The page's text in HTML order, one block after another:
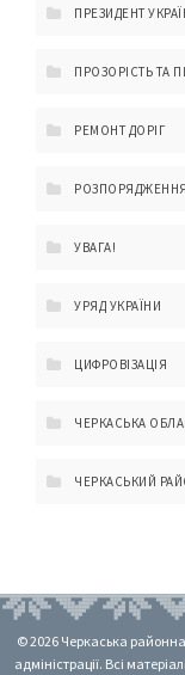
ПРЕЗИДЕНТ
ПРОЗОРІСТЬ ТА
РЕМОНТ ДОРІГ
РОЗПОРЯДЖЕННЯ
УВАГА!
УРЯД УКРАЇНИ
ЦИФРОВІЗАЦІЯ
ЧЕРКАСЬКА
ЧЕРКАСЬКИЙ
© 2026 Черкаська районна
адміністрації. Всі